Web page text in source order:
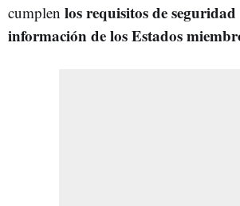
cumplen los requisitos de seguridad
información de los Estados